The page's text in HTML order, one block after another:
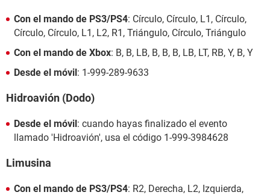
Con el mando de PS3/PS4: Círculo, Círculo, L1, Círculo,
Círculo, Círculo, L1, L2, R1, Triángulo, Círculo, Triángulo
Con el mando de Xbox: B, B, LB, B, B, B, LB, LT, RB, Y, B, Y
Desde el móvil: 1-999-289-9633
Hidroavión (Dodo)
Desde el móvil: cuando hayas finalizado el evento
llamado 'Hidroavión', usa el código 1-999-3984628
Limusina
Con el mando de PS3/PS4: R2, Derecha, L2, Izquierda,